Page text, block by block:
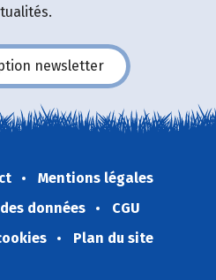
newsletter
Mentions légales
données
CGU
Plan du site